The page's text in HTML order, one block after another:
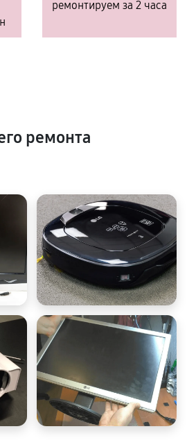
ремонтируем за 2 часа
ремонта